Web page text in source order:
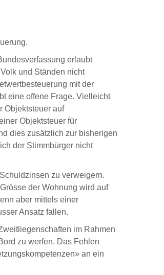
erlaubt
und Ständen nicht
mit der
eine offene Frage. Vielleicht
Objektsteuer auf
Objektsteuer für
dies zusätzlich zur bisherigen
der Stimmbürger nicht
zu verweigern.
der Wohnung wird auf
aber mittels einer
Ansatz fallen.
im Rahmen
zu werfen. Das Fehlen
an ein